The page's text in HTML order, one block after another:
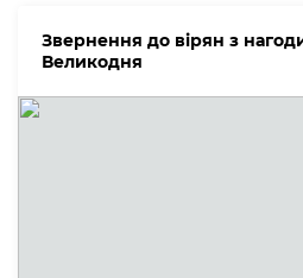
Звернення до вірян з
Великодня